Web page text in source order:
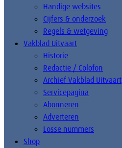
Handige websites
Cijfers & onderzoek
Regels & wetgeving
Vakblad Uitvaart
Historie
Redactie / Colofon
Archief Vakblad Uitvaart
Servicepagina
Abonneren
Adverteren
Losse nummers
Shop